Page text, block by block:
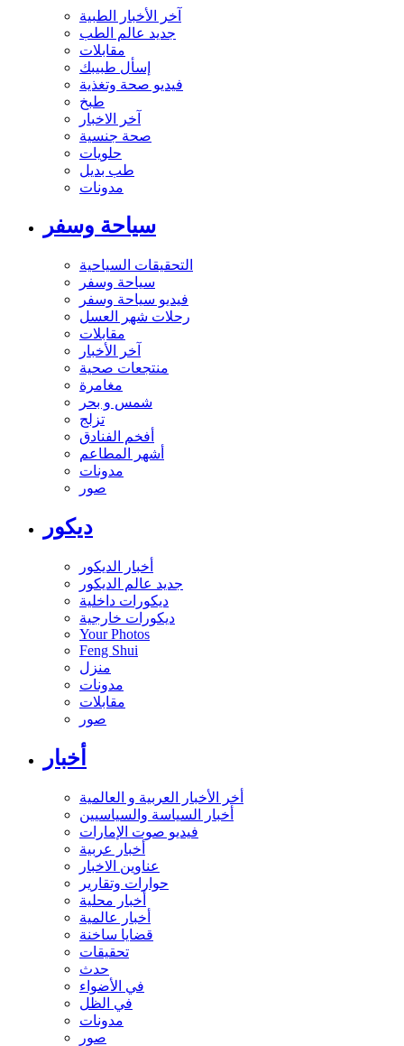
آخر الأخبار الطبية
جديد عالم الطب
مقابلات
إسأل طبيبك
فيديو صحة وتغذية
طبخ
آخر الاخبار
صحة جنسية
حلويات
طب بديل
مدونات
سياحة وسفر
التحقيقات السياحية
سياحة وسفر
فيديو سياحة وسفر
رحلات شهر العسل
مقابلات
آخر الأخبار
منتجعات صحية
مغامرة
شمس و بحر
تزلج
أفخم الفنادق
أشهر المطاعم
مدونات
صور
ديكور
أخبار الديكور
جديد عالم الديكور
ديكورات داخلية
ديكورات خارجية
Your Photos
Feng Shui
منزل
مدونات
مقابلات
صور
أخبار
أخر الأخبار العربية و العالمية
أخبار السياسة والسياسيين
فيديو صوت الإمارات
أخبار عربية
عناوين الاخبار
حوارات وتقارير
أخبار محلية
أخبار عالمية
قضايا ساخنة
تحقيقات
حدث
في الأضواء
في الظل
مدونات
صور